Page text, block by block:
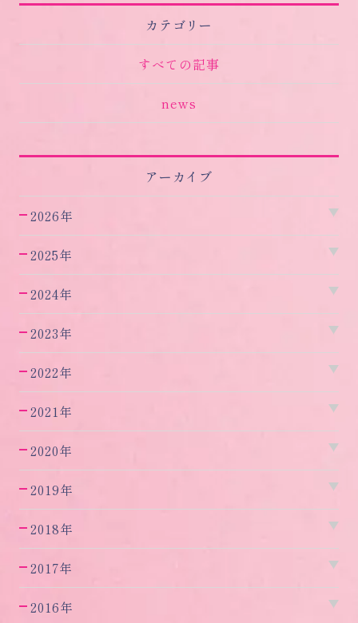
カテゴリー
すべての記事
news
アーカイブ
2026年
2025年
2024年
2023年
2022年
2021年
2020年
2019年
2018年
2017年
2016年